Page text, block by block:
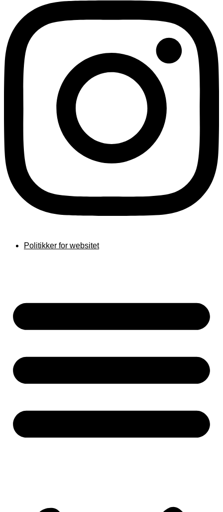
Politikker for websitet